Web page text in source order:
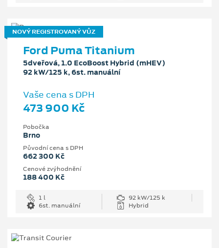
NOVÝ REGISTROVANÝ VŮZ
Ford Puma Titanium
5dveřová, 1.0 EcoBoost Hybrid (mHEV)
92 kW/125 k, 6st. manuální
Vaše cena s DPH
473 900 Kč
Pobočka
Brno
Původní cena s DPH
662 300 Kč
Cenové zvýhodnění
188 400 Kč
1 l
92 kW/125 k
6st. manuální
Hybrid